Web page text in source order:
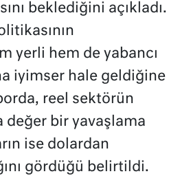
beklediğini açıkladı.
yerli hem de yabancı
iyimser hale geldiğine
reel sektörün
değer bir yavaşlama
ise dolardan
gördüğü belirtildi.